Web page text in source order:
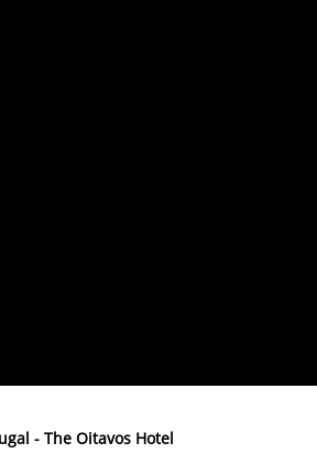
- The Oitavos Hotel